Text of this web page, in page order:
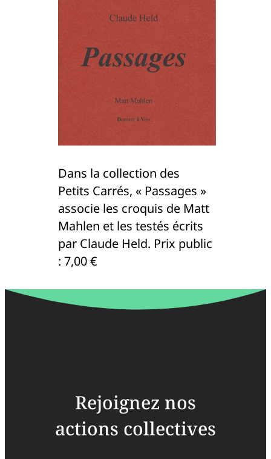
Dans la collection des
Petits Carrés, « Passages »
associe les croquis de Matt
Mahlen et les testés écrits
par Claude Held. Prix public
: 7,00 €
Rejoignez nos
actions collectives